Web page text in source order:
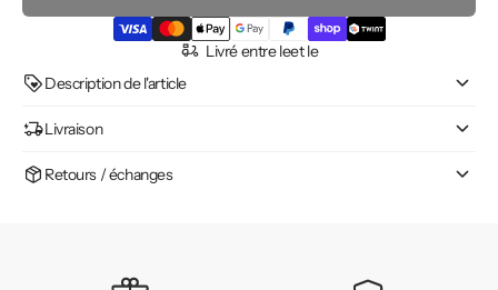
Livré entre leet le
Description de l'article
Livraison
Retours / échanges